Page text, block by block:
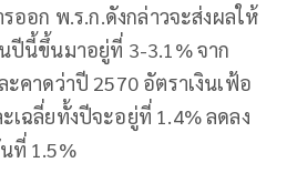
ออก พ.ร.ก.ดังกล่าวจะส่งผลให้
ปีนี้ขึ้นมาอยู่ที่ 3-3.1% จาก
คาดว่าปี 2570 อัตราเงินเฟ้อ
เฉลี่ยทั้งปีจะอยู่ที่ 1.4% ลดลง
ที่ 1.5%